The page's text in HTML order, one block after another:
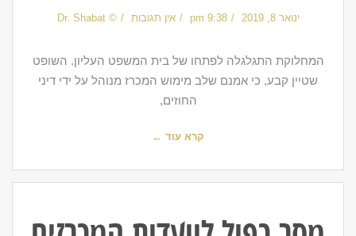
ינואר 8, 2019 9:38 pm אין תגובות © Dr. Shabat
המחלוקת התגלגלה לפתחו של בית המשפט העליון. השופט
שטיין קבע, כי אמנם שלב מימוש המכרז מנוהל על ידי דיני
החוזים,
קרא עוד ←